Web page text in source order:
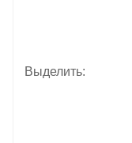
Выделить: